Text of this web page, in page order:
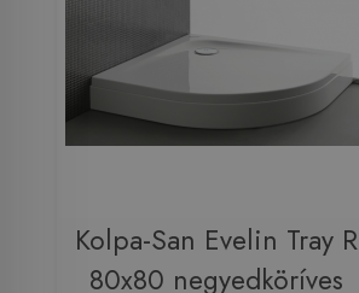
Kolpa-San Evelin Tray R
80x80 negyedköríves